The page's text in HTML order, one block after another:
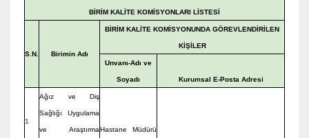
BİRİM KALİTE KOMİSYONLARI LİSTESİ
S.N. Birimin Adı
BİRİM KALİTE KOMİSYONUNDA GÖREVLENDİRİLEN
KİŞİLER
Unvanı-Adı ve
Soyadı Kurumsal E-Posta Adresi
1
Ağız ve Diş
Sağlığı Uygulama
ve AraştırmaHastane Müdürü